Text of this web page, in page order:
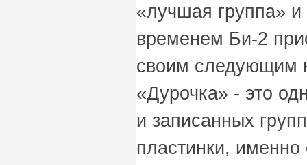
«лучшая группа»
временем Би-2
своим следующим
«Дурочка» - это
и записанных
пластинки,